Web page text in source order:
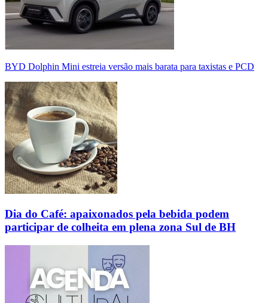
BYD Dolphin Mini estreia versão mais barata para taxistas e PCD
Dia do Café: apaixonados pela bebida podem
participar de colheita em plena zona Sul de BH